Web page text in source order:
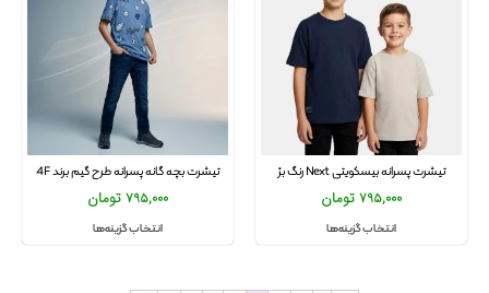
تیشرت پسرانه بیسکویتی Next رنگ بژ
795,000تومان
انتخاب گزینه‌ها
تیشرت بچه گانه پسرانه طرح گیم برند 4F
795,000تومان
انتخاب گزینه‌ها